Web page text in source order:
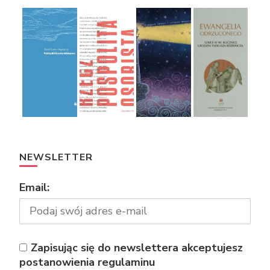
NEWSLETTER
Email:
Zapisując się do newslettera akceptujesz
postanowienia regulaminu